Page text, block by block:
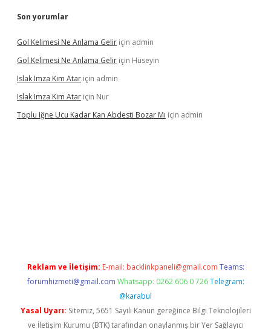
Son yorumlar
Gol Kelimesi Ne Anlama Gelir için admin
Gol Kelimesi Ne Anlama Gelir için Hüseyin
Islak Imza Kim Atar için admin
Islak Imza Kim Atar için Nur
Toplu Iğne Ucu Kadar Kan Abdesti Bozar Mı için admin
Reklam ve İletişim: E-mail: backlinkpaneli@gmail.com Teams:
forumhizmeti@gmail.com Whatsapp: 0262 606 0 726 Telegram:
@karabul
Yasal Uyarı: Sitemiz, 5651 Sayılı Kanun gereğince Bilgi Teknolojileri
ve İletişim Kurumu (BTK) tarafından onaylanmış bir Yer Sağlayıcı